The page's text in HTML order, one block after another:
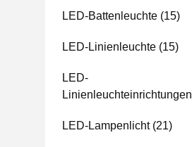
LED-Battenleuchte (15)
LED-Linienleuchte (15)
LED-
Linienleuchteinrichtungen
LED-Lampenlicht(21)